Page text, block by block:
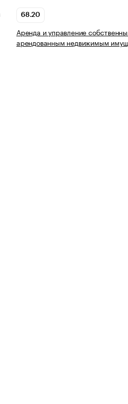
68.20
Аренда и управление
арендованным недвижимым